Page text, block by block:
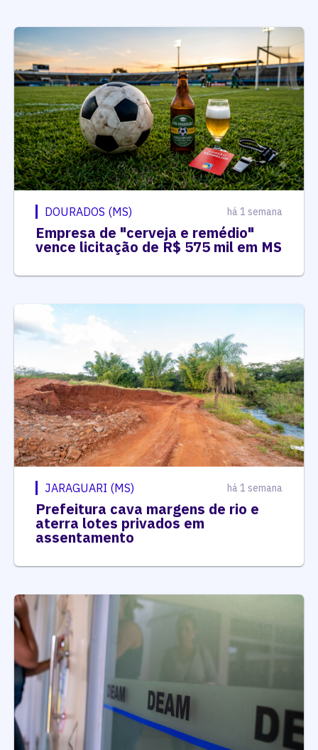
DOURADOS (MS) há 1 semana
Empresa de "cerveja e remédio"
vence licitação de R$ 575 mil em MS
JARAGUARI (MS) há 1 semana
Prefeitura cava margens de rio e
aterra lotes privados em
assentamento